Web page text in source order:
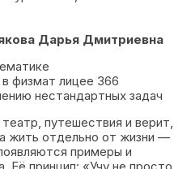
Дарья Дмитриевна
физмат лицее 366
нестандартных задач
путешествия и верит,
жить отдельно от жизни —
примеры и